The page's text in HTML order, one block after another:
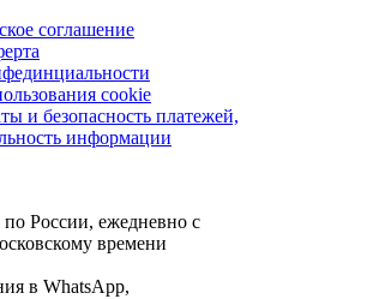
соглашение
cookie
и безопасность платежей,
информации
России, ежедневно с
времени
в WhatsApp,